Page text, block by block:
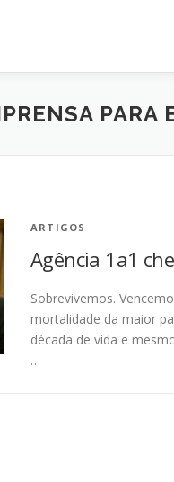
PARA
ARTIGOS
Agência 1a1
Sobrevivemos.
mortalidade da maior
década de vida e
…